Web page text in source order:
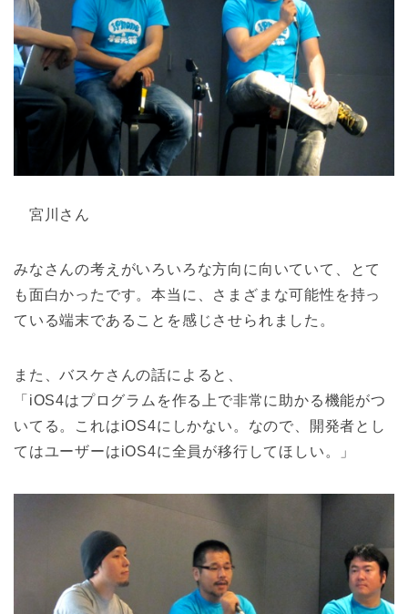
宮川さん
みなさんの考えがいろいろな方向に向いていて、とて
も面白かったです。本当に、さまざまな可能性を持っ
ている端末であることを感じさせられました。
また、バスケさんの話によると、
「iOS4はプログラムを作る上で非常に助かる機能がつ
いてる。これはiOS4にしかない。なので、開発者とし
てはユーザーはiOS4に全員が移行してほしい。」